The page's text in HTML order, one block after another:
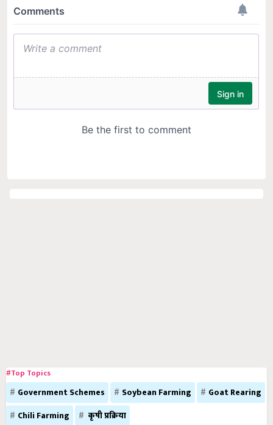
#Top Topics
Government Schemes Soybean Farming
Goat Rearing
Chili Farming
कृषी प्रक्रिया